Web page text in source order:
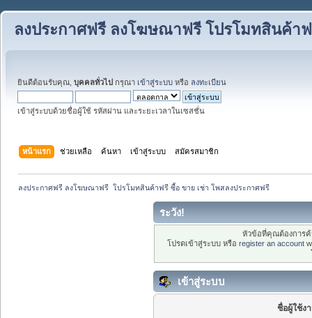
ลงประกาศฟรี ลงโฆษณาฟรี โปรโมทสินค้า
ยินดีต้อนรับคุณ, บุคคลทั่วไป กรุณา เข้าสู่ระบบ หรือ ลงทะเบียน
เข้าสู่ระบบด้วยชื่อผู้ใช้ รหัสผ่าน และระยะเวลาในเซสชั่น
หน้าแรก ช่วยเหลือ ค้นหา เข้าสู่ระบบ สมัครสมาชิก
ลงประกาศฟรี ลงโฆษณาฟรี  โปรโมทสินค้าฟรี ซื้อ ขาย เช่า โพสลงประกาศฟรี
ระวัง!
หัวข้อที่คุณต้องการ
โปรดเข้าสู่ระบบ หรือ register an account
เข้าสู่ระบบ
ชื่อผู้ใช้ง